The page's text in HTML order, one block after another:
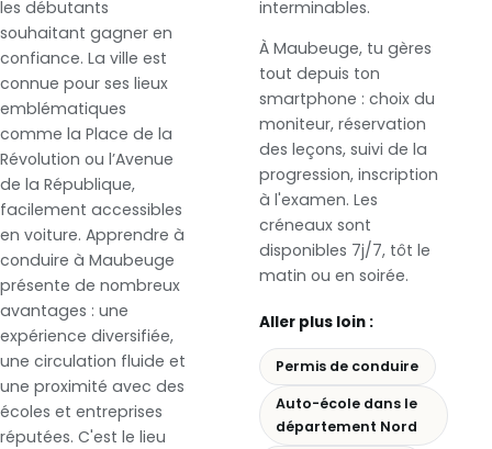
les débutants
souhaitant gagner en
confiance. La ville est
connue pour ses lieux
emblématiques
comme la Place de la
Révolution ou l’Avenue
de la République,
facilement accessibles
en voiture. Apprendre à
conduire à Maubeuge
présente de nombreux
avantages : une
expérience diversifiée,
une circulation fluide et
une proximité avec des
écoles et entreprises
réputées. C'est le lieu
interminables.
À Maubeuge, tu gères
tout depuis ton
smartphone : choix du
moniteur, réservation
des leçons, suivi de la
progression, inscription
à l'examen. Les
créneaux sont
disponibles 7j/7, tôt le
matin ou en soirée.
Aller plus loin :
Permis de conduire
Auto-école dans le
département Nord